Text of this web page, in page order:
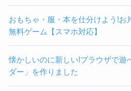
おもちゃ・服・本を仕分けよう!お
無料ゲーム【スマホ対応】
懐かしいのに新しい!ブラウザで遊
ダー」を作りました